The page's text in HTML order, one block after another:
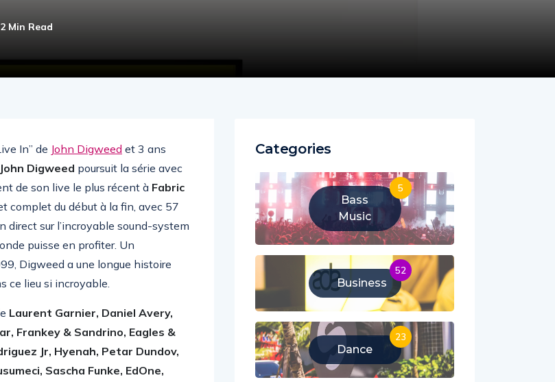
2 Min Read
In” de John Digweed et 3 ans
John Digweed poursuit la série avec
de son live le plus récent à Fabric
complet du début à la fin, avec 57
direct sur l’incroyable sound-system
puisse en profiter. Un
Digweed a une longue histoire
ce lieu si incroyable.
Laurent Garnier, Daniel Avery,
Frankey & Sandrino, Eagles &
Jr, Hyenah, Petar Dundov,
Sascha Funke, EdOne,
Categories
Bass
Music
5
Business
52
Dance
23